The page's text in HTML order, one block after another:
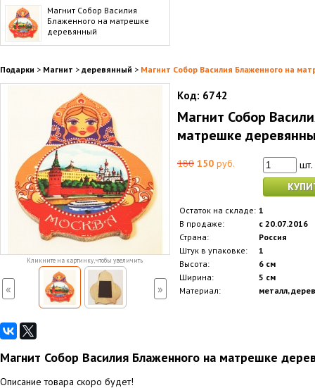
Магнит Собор Василия
Блаженного на матрешке
деревянный
Подарки > Магнит > деревянный > Магнит Собор Василия Блаженного на
Кликните на картинку, чтобы увеличить
« »
Код: 6742
Магнит Собор
матрешке
180 150 руб.
шт.
Остаток на складе: 1
В продаже:
с 20.07.2016
Страна:
Россия
Штук в упаковке:
1
Высота:
6 см
Ширина:
5 см
Материал:
металл,
Магнит Собор Василия Блаженного на матрешке
Описание товара скоро будет!